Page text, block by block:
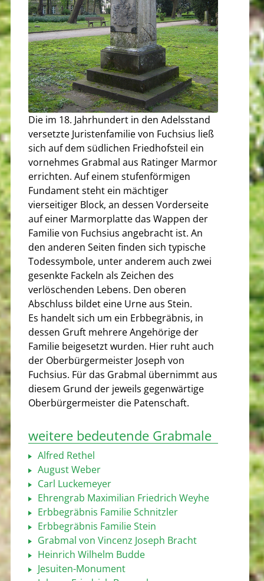
Die im 18. Jahrhundert in den Adelsstand
versetzte Juristenfamilie von Fuchsius ließ
sich auf dem südlichen Friedhofsteil ein
vornehmes Grabmal aus Ratinger Marmor
errichten. Auf einem stufenförmigen
Fundament steht ein mächtiger
vierseitiger Block, an dessen Vorderseite
auf einer Marmorplatte das Wappen der
Familie von Fuchsius angebracht ist. An
den anderen Seiten finden sich typische
Todessymbole, unter anderem auch zwei
gesenkte Fackeln als Zeichen des
verlöschenden Lebens. Den oberen
Abschluss bildet eine Urne aus Stein.
Es handelt sich um ein Erbbegräbnis, in
dessen Gruft mehrere Angehörige der
Familie beigesetzt wurden. Hier ruht auch
der Oberbürgermeister Joseph von
Fuchsius. Für das Grabmal übernimmt aus
diesem Grund der jeweils gegenwärtige
Oberbürgermeister die Patenschaft.
weitere bedeutende Grabmale
Alfred Rethel
August Weber
Carl Luckemeyer
Ehrengrab Maximilian Friedrich Weyhe
Erbbegräbnis Familie Schnitzler
Erbbegräbnis Familie Stein
Grabmal von Vincenz Joseph Bracht
Heinrich Wilhelm Budde
Jesuiten-Monument